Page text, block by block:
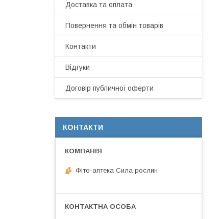
Доставка та оплата
Повернення та обмін товарів
Контакти
Відгуки
Договір публичної оферти
КОНТАКТИ
Фіто-аптека Сила рослин